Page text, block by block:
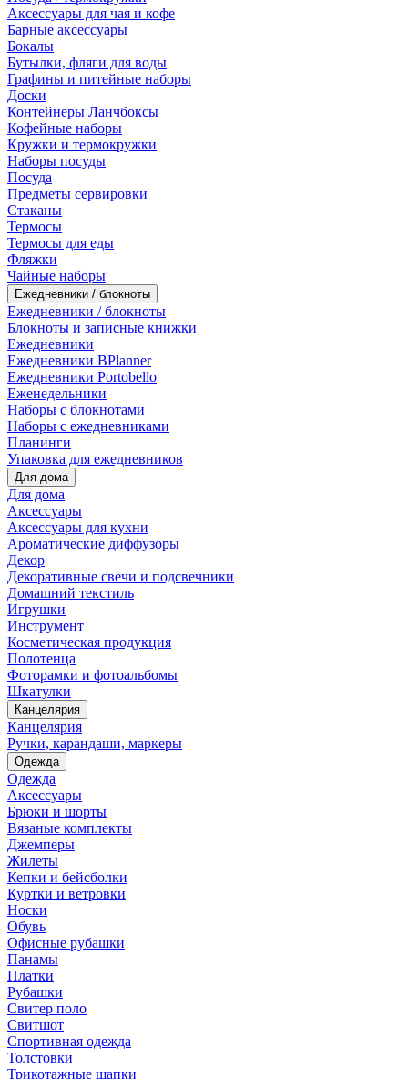
Аксессуары для чая и кофе
Барные аксессуары
Бокалы
Бутылки, фляги для воды
Графины и питейные наборы
Доски
Контейнеры Ланчбоксы
Кофейные наборы
Кружки и термокружки
Наборы посуды
Посуда
Предметы сервировки
Стаканы
Термосы
Термосы для еды
Фляжки
Чайные наборы
Ежедневники / блокноты
Ежедневники / блокноты
Блокноты и записные книжки
Ежедневники
Ежедневники BPlanner
Ежедневники Portobello
Еженедельники
Наборы с блокнотами
Наборы с ежедневниками
Планинги
Упаковка для ежедневников
Для дома
Для дома
Аксессуары
Аксессуары для кухни
Ароматические диффузоры
Декор
Декоративные свечи и подсвечники
Домашний текстиль
Игрушки
Инструмент
Косметическая продукция
Полотенца
Фоторамки и фотоальбомы
Шкатулки
Канцелярия
Канцелярия
Ручки, карандаши, маркеры
Одежда
Одежда
Аксессуары
Брюки и шорты
Вязаные комплекты
Джемперы
Жилеты
Кепки и бейсболки
Куртки и ветровки
Носки
Обувь
Офисные рубашки
Панамы
Платки
Рубашки
Свитер поло
Свитшот
Спортивная одежда
Толстовки
Трикотажные шапки